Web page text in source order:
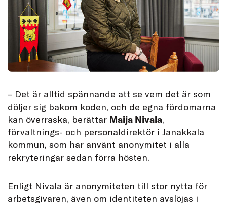
– Det är alltid spännande att se vem det är som
döljer sig bakom koden, och de egna fördomarna
kan överraska, berättar Maija Nivala,
förvaltnings- och personaldirektör i Janakkala
kommun, som har använt anonymitet i alla
rekryteringar sedan förra hösten.
Enligt Nivala är anonymiteten till stor nytta för
arbetsgivaren, även om identiteten avslöjas i